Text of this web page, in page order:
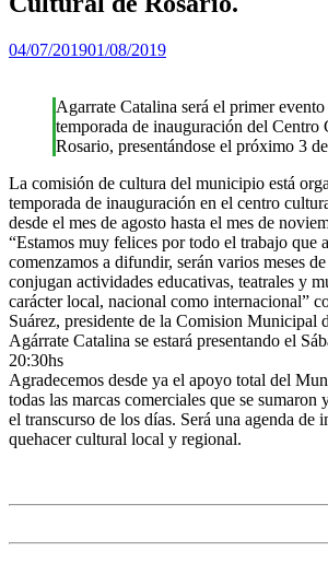
04/07/201901/08/2019
Agarrate Catalina será el primer evento
temporada de inauguración del Centro
Rosario, presentándose el próximo 3
La comisión de cultura del municipio está
temporada de inauguración en el centro
desde el mes de agosto hasta el mes de
“Estamos muy felices por todo el trabajo que
comenzamos a difundir, serán varios meses
conjugan actividades educativas, teatrales y
carácter local, nacional como internacional”
Suárez, presidente de la Comision Municipal
Agárrate Catalina se estará presentando el
20:30hs
Agradecemos desde ya el apoyo total del
todas las marcas comerciales que se sumaron
el transcurso de los días. Será una agenda de
quehacer cultural local y regional.